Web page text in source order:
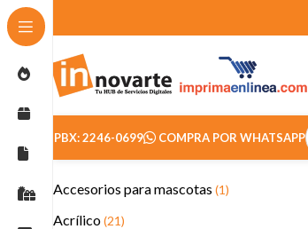
PBX: 2246-0699 COMPRA POR WHATSAPP
Accesorios para mascotas (1)
Acrílico(21)